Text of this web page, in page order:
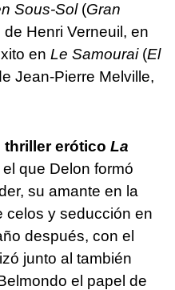
Sous-Sol (Gran
de Henri Verneuil, en
en Le Samourai(El
Jean-Pierre Melville,
thriller erótico La
el que Delon formó
su amante en la
celos y seducción en
después, con el
junto al también
el papel de